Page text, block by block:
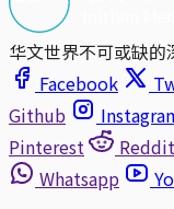
华文世界不可或缺
Facebook
Github
Pinterest
Reddit
Whatsapp